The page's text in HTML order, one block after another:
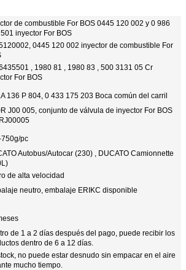
de combustible For BOS 0445 120 002 y 0 986
inyector For BOS
0445 120 002 inyector de combustible For
, 1980 81 , 1980 83 , 500 3131 05 Cr
For BOS
136 P 804, 0 433 175 203 Boca común del carril
J00 005, conjunto de válvula de inyector For BOS
pc
Autobus/Autocar (230) , DUCATO Camionnette
de alta velocidad
neutro, embalaje ERIKC disponible
de 1 a 2 días después del pago, puede recibir los
dentro de 6 a 12 días.
no puede estar desnudo sin empacar en el aire
mucho tiempo.